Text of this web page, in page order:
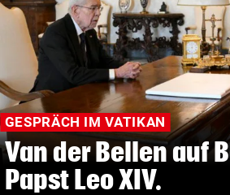
© Krone Multimedia GmbH & Co KG 2026
Muthgasse 2, 1190 Wien
GESPRÄCH IM VATIKAN
Van der Bellen auf
Papst Leo XIV.